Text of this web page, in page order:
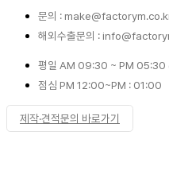
문의 :
해외수출문의 :
평일 AM 09:30 ~ PM 05:30 (
점심 PM 12:00~PM : 01:00
제작·견적문의 바로가기